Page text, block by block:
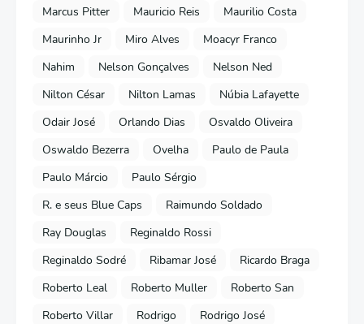
Marcus Pitter
Mauricio Reis
Maurilio Costa
Maurinho Jr
Miro Alves
Moacyr Franco
Nahim
Nelson Gonçalves
Nelson Ned
Nilton César
Nilton Lamas
Núbia Lafayette
Odair José
Orlando Dias
Osvaldo Oliveira
Oswaldo Bezerra
Ovelha
Paulo de Paula
Paulo Márcio
Paulo Sérgio
R. e seus Blue Caps
Raimundo Soldado
Ray Douglas
Reginaldo Rossi
Reginaldo Sodré
Ribamar José
Ricardo Braga
Roberto Leal
Roberto Muller
Roberto San
Roberto Villar
Rodrigo
Rodrigo José